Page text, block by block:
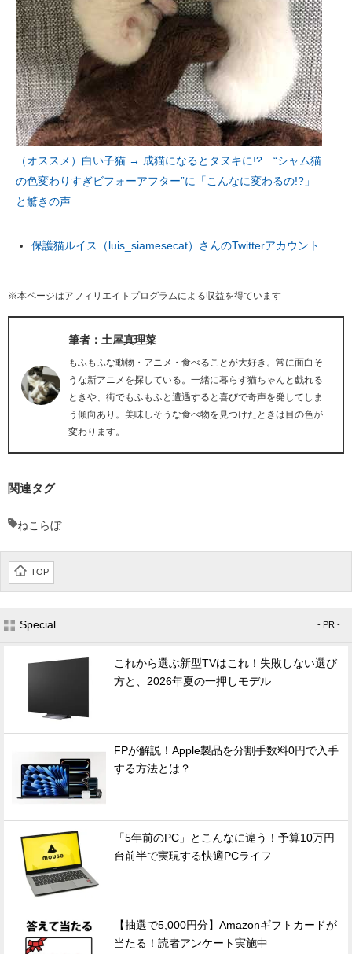
（オススメ）白い子猫 → 成猫になるとタヌキに!? “シャム猫
の色変わりすぎビフォーアフター”に「こんなに変わるの!?」
と驚きの声
保護猫ルイス（luis_siamesecat）さんのTwitterアカウント
※本ページはアフィリエイトプログラムによる収益を得ています
筆者：土屋真理菜
もふもふな動物・アニメ・食べることが大好き。常に面白そ
うな新アニメを探している。一緒に暮らす猫ちゃんと戯れる
ときや、街でもふもふと遭遇すると喜びで奇声を発してしま
う傾向あり。美味しそうな食べ物を見つけたときは目の色が
変わります。
関連タグ
ねこらぼ
TOP
Special - PR -
これから選ぶ新型TVはこれ！失敗しない選び
方と、2026年夏の一押しモデル
FPが解説！Apple製品を分割手数料0円で入手
する方法とは？
「5年前のPC」とこんなに違う！予算10万円
台前半で実現する快適PCライフ
【抽選で5,000円分】Amazonギフトカードが
当たる！読者アンケート実施中